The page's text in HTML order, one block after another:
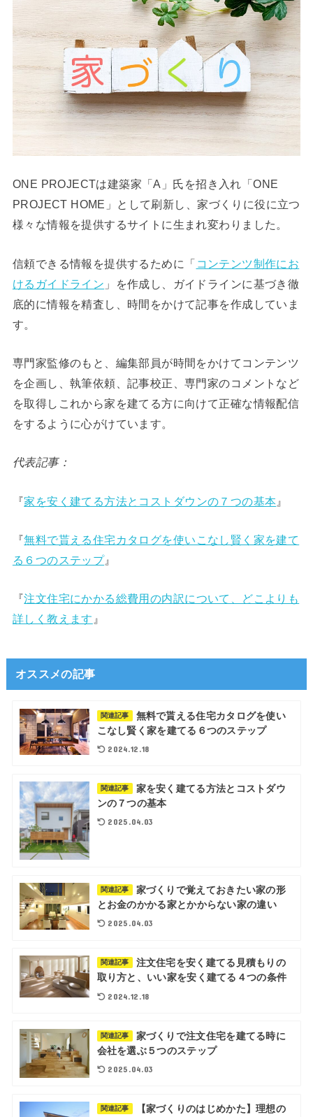
ONE PROJECTは建築家「A」氏を招き入れ「ONE
PROJECT HOME」として刷新し、家づくりに役に立つ
様々な情報を提供するサイトに生まれ変わりました。
信頼できる情報を提供するために「 コンテンツ制作にお
けるガイドライン 」を作成し、ガイドラインに基づき徹
底的に情報を精査し、時間をかけて記事を作成していま
す。
専門家監修のもと、編集部員が時間をかけてコンテンツ
を企画し、執筆依頼、記事校正、専門家のコメントなど
を取得しこれから家を建てる方に向けて正確な情報配信
をするように心がけています。
代表記事：
『家を安く建てる方法とコストダウンの７つの基本 』
『無料で貰える住宅カタログを使いこなし賢く家を建て
る６つのステップ』
『注文住宅にかかる総費用の内訳について、どこよりも
詳しく教えます 』
オススメの記事
関連記事
無料で貰える住宅カタログを使い
こなし賢く家を建てる６つのステップ
2024.12.18
関連記事
家を安く建てる方法とコストダウ
ンの７つの基本
2025.04.03
関連記事
家づくりで覚えておきたい家の形
とお金のかかる家とかからない家の違い
2025.04.03
関連記事
注文住宅を安く建てる見積もりの
取り方と、いい家を安く建てる４つの条件
2024.12.18
関連記事
家づくりで注文住宅を建てる時に
会社を選ぶ５つのステップ
2025.04.03
関連記事
【家づくりのはじめかた】理想の